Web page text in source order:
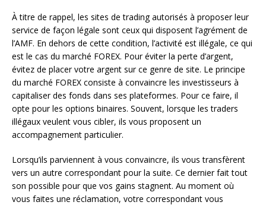
À titre de rappel, les sites de trading autorisés à proposer leur
service de façon légale sont ceux qui disposent l’agrément de
l’AMF. En dehors de cette condition, l’activité est illégale, ce qui
est le cas du marché FOREX. Pour éviter la perte d’argent,
évitez de placer votre argent sur ce genre de site. Le principe
du marché FOREX consiste à convaincre les investisseurs à
capitaliser des fonds dans ses plateformes. Pour ce faire, il
opte pour les options binaires. Souvent, lorsque les traders
illégaux veulent vous cibler, ils vous proposent un
accompagnement particulier.
Lorsqu’ils parviennent à vous convaincre, ils vous transfèrent
vers un autre correspondant pour la suite. Ce dernier fait tout
son possible pour que vos gains stagnent. Au moment où
vous faites une réclamation, votre correspondant vous